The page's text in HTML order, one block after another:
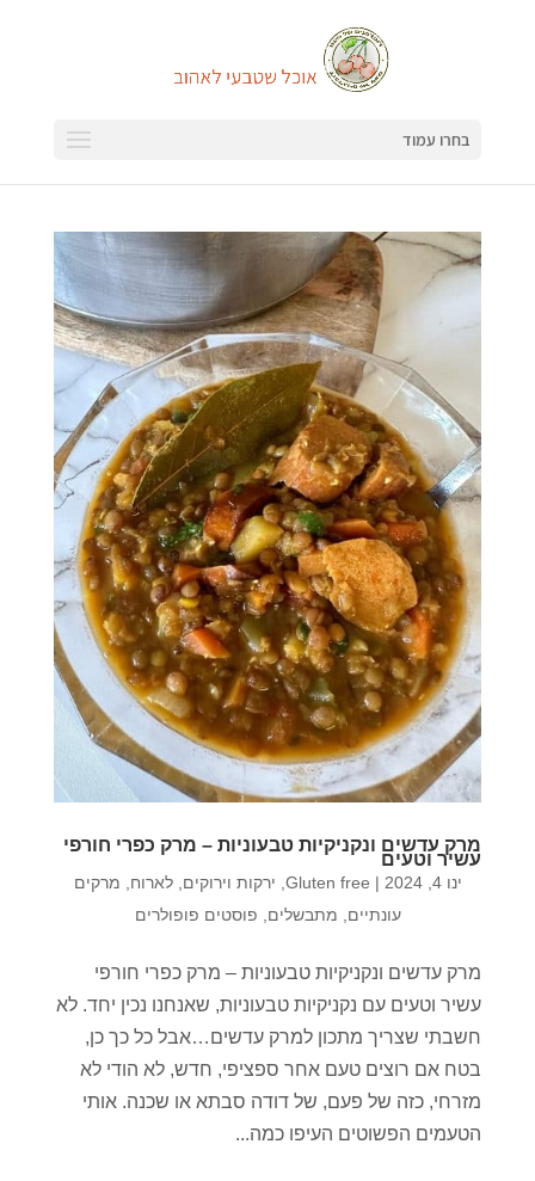
בחרו עמוד
מרק עדשים ונקניקיות טבעוניות – מרק כפרי חורפי
עשיר וטעים
ינו 4, 2024 |
Gluten free ירקות וירוקים ,לארוח
מרקים
עונתיים
מתבשלים פוסטים פופולרים
מרק עדשים ונקניקיות טבעוניות – מרק כפרי חורפי
עשיר וטעים עם נקניקיות טבעוניות, שאנחנו נכין יחד. לא
חשבתי שצריך מתכון למרק עדשים…אבל כל כך כן,
בטח אם רוצים טעם אחר ספציפי, חדש, לא הודי לא
מזרחי, כזה של פעם, של דודה סבתא או שכנה. אותי
הטעמים הפשוטים העיפו כמה...